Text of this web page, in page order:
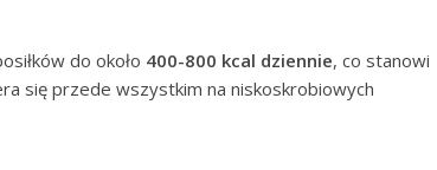
do około 400-800 kcal dziennie, co stanowi
się przede wszystkim na niskoskrobiowych